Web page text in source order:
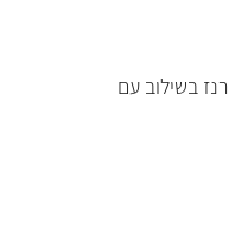
בשילוב עם